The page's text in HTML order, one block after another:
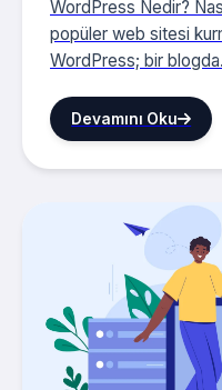
WordPress Nedir?
popüler web sitesi
WordPress; bir
Devamını Oku